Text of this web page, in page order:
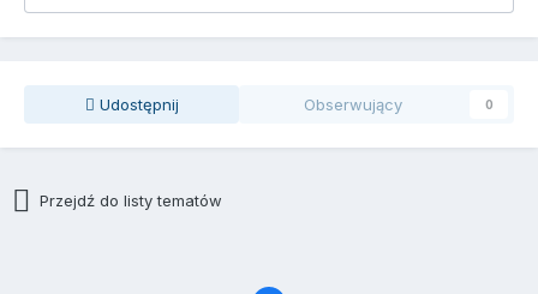
Udostępnij Obserwujący 0
Przejdź do listy tematów